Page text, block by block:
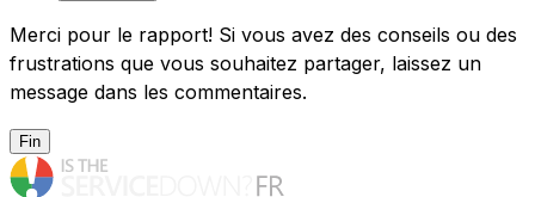
Merci pour le rapport! Si vous avez des conseils ou des
frustrations que vous souhaitez partager, laissez un
message dans les commentaires.
Fin